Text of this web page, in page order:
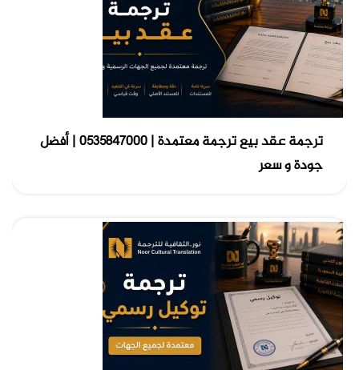
ترجمة عقد بيع ترجمة معتمدة | 0535847000 | أفضل
جودة و سعر